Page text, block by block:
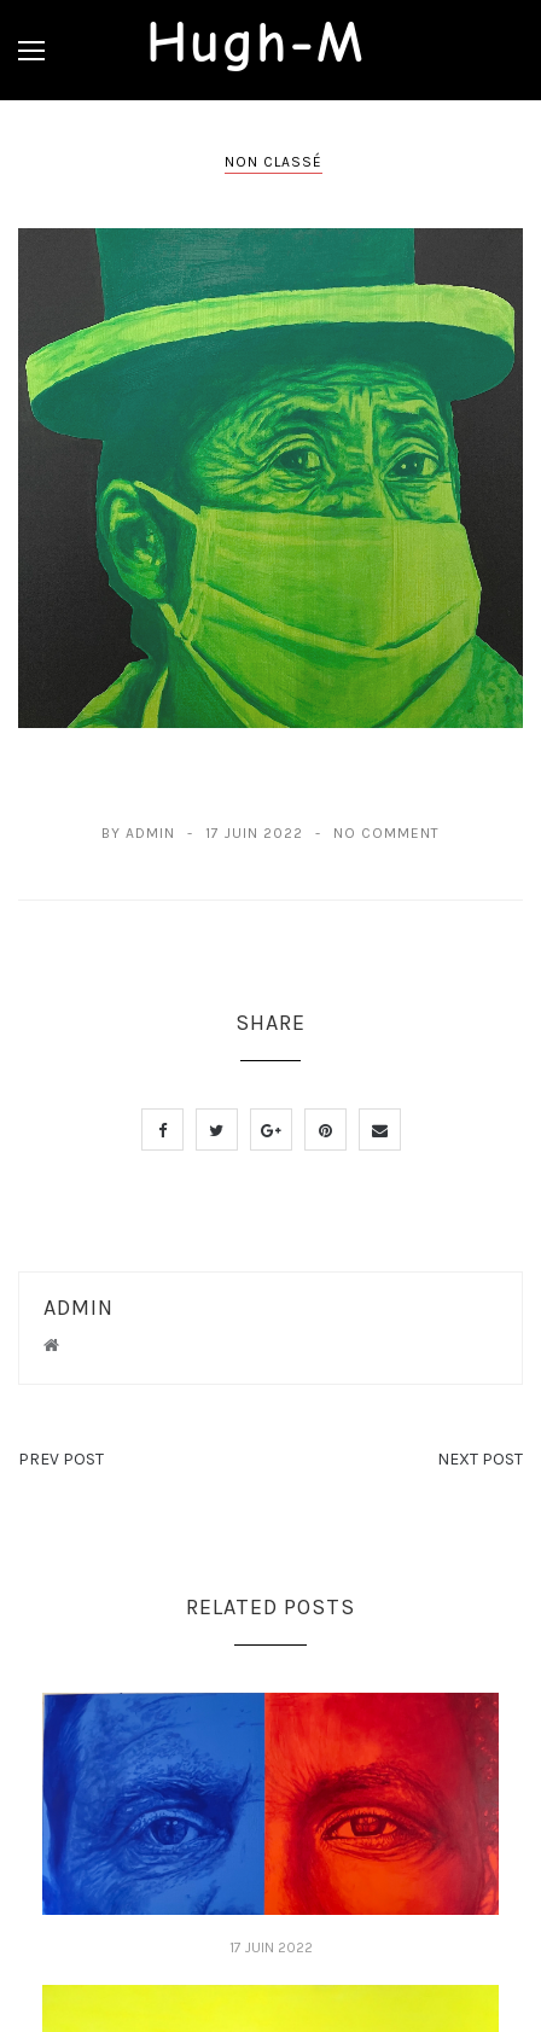
Hugh-M
NON CLASSÉ
BY ADMIN 17 JUIN 2022 NO COMMENT
SHARE
ADMIN
PREV POST NEXT POST
RELATED POSTS
17 JUIN 2022